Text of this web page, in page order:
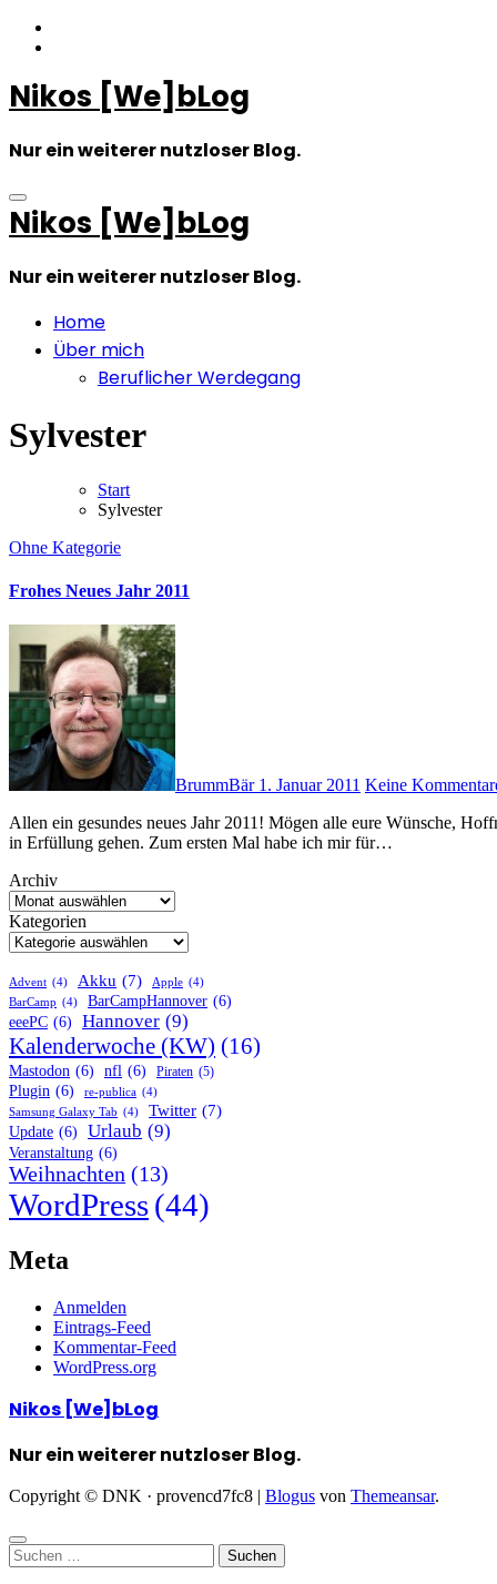
Zum
Inhalt
Nikos [We]bLog
Nur ein weiterer nutzloser Blog.
Nikos [We]bLog
Nur ein weiterer nutzloser Blog.
Home
Über mich
Beruflicher Werdegang
Sylvester
Start
Sylvester
Ohne Kategorie
Frohes Neues Jahr 2011
BrummBär 1. Januar 2011 Keine
Allen ein gesundes neues Jahr 2011! Mögen alle eure Wünsche, Hoffnungen und Sehsüchte in den nächsten Tagen, Wochen und Monaten
in Erfüllung gehen. Zum ersten Mal habe ich mir für…
Archiv
Kategorien
Advent (4) Akku (7) Apple (4)
BarCamp (4) BarCampHannover (6)
eeePC (6) Hannover (9)
Kalenderwoche (KW) (16)
Mastodon (6) nfl (6) Piraten (5)
Plugin (6) re-publica (4)
Samsung Galaxy Tab (4) Twitter (7)
Update (6) Urlaub (9)
Veranstaltung (6)
Weihnachten (13)
WordPress(44)
Meta
Anmelden
Eintrags-Feed
Kommentar-Feed
WordPress.org
Nikos [We]bLog
Nur ein weiterer nutzloser Blog.
Copyright © DNK · provencd7fc8 | Blogus von Themeansar.
Suchen
nach: